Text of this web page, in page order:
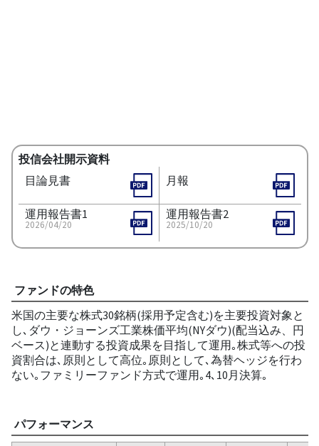
投信会社開示資料
目論見書
月報
運用報告書1
2026/04/20
運用報告書2
2025/10/20
ファンドの特色
米国の主要な株式30銘柄(採用予定含む)を主要投資対象と
し､ダウ・ジョーンズ工業株価平均(NYダウ)(配当込み、円
ベース)と連動する投資成果を目指して運用｡株式等への投
資割合は､原則として高位｡原則として､為替ヘッジを行わ
ない｡ファミリーファンド方式で運用｡4､10月決算｡
パフォーマンス